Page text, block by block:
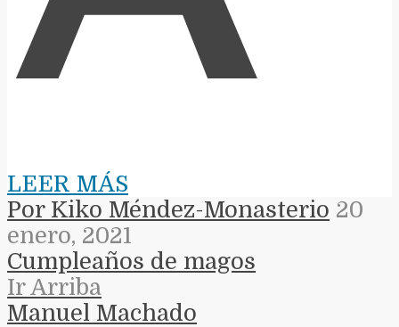
LEER MÁS
Por Kiko Méndez-Monasterio 20
enero, 2021
Cumpleaños de magos
Ir Arriba
Manuel Machado